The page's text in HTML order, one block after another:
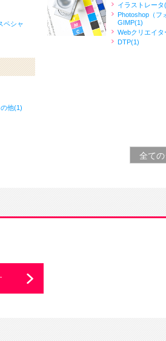
ペシャ
イラストレータ
Photoshop（フ
GIMP(1)
Webクリエイ
DTP(1)
他(1)
全て